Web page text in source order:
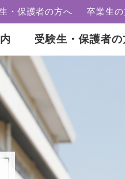
・保護者の方へ 卒業生の
受験生・保護者